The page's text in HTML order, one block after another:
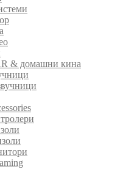
& домашни кина